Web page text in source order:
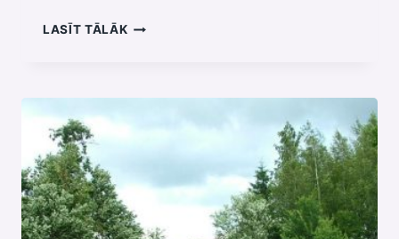
LASĪT TĀLĀKBALTIJAS